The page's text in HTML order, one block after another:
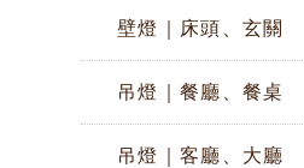
壁燈｜床頭、玄關
吊燈｜餐廳、餐桌
吊燈｜客廳、大廳